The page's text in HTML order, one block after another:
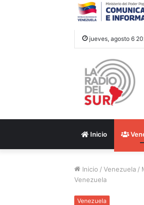
jueves, agosto 6
Inicio
Inicio / Venezuela /
Venezuela
Venezuela